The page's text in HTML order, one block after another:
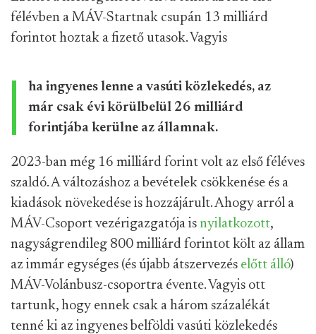
félévben a MÁV-Startnak csupán 13 milliárd
forintot hoztak a fizető utasok. Vagyis
ha ingyenes lenne a vasúti közlekedés, az
már csak évi körülbelül 26 milliárd
forintjába kerülne az államnak.
2023-ban még 16 milliárd forint volt az első féléves
szaldó. A változáshoz a bevételek csökkenése és a
kiadások növekedése is hozzájárult. Ahogy arról a
MÁV-Csoport vezérigazgatója is nyilatkozott,
nagyságrendileg 800 milliárd forintot költ az állam
az immár egységes (és újabb átszervezés előtt álló)
MÁV-Volánbusz-csoportra évente. Vagyis ott
tartunk, hogy ennek csak a három százalékát
tenné ki az ingyenes belföldi vasúti közlekedés